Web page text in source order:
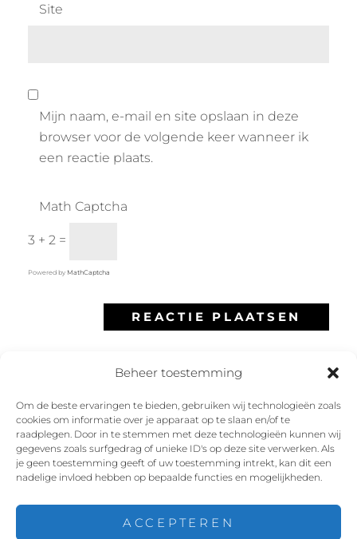
Beheer toestemming
Om de beste ervaringen te bieden, gebruiken wij technologieën zoals
cookies om informatie over je apparaat op te slaan en/of te
raadplegen. Door in te stemmen met deze technologieën kunnen wij
gegevens zoals surfgedrag of unieke ID's op deze site verwerken. Als
je geen toestemming geeft of uw toestemming intrekt, kan dit een
nadelige invloed hebben op bepaalde functies en mogelijkheden.
ACCEPTEREN
Site
Mijn naam, e-mail en site opslaan in deze
browser voor de volgende keer wanneer ik
een reactie plaats.
Math Captcha
3 + 2 =
Powered by MathCaptcha
Facebook
Instagram
Twitter
YouTube